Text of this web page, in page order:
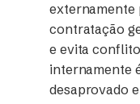
externamente
contratação
e evita
internamente
desaprovado